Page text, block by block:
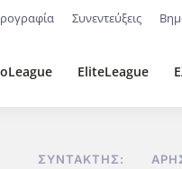
Συνεντεύξεις
EliteLeague
ΣΥΝΤΆΚΤΗΣ: